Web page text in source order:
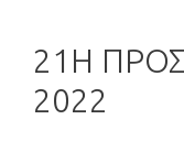
21Η
2022